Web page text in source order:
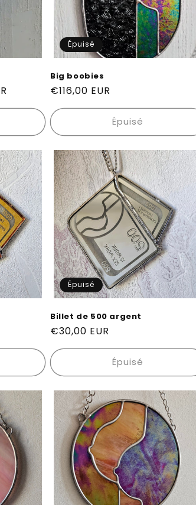
Épuisé
Big boobies
Prix
habituel
€116,00 EUR
Épuisé
Épuisé
Billet de 500 argent
Prix
habituel
€30,00 EUR
Épuisé